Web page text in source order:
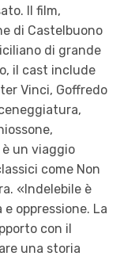
Il film,
di Castelbuono
di grande
il cast include
Vinci, Goffredo
un viaggio
come Non
«Indelebile è
oppressione. La
con il
una storia